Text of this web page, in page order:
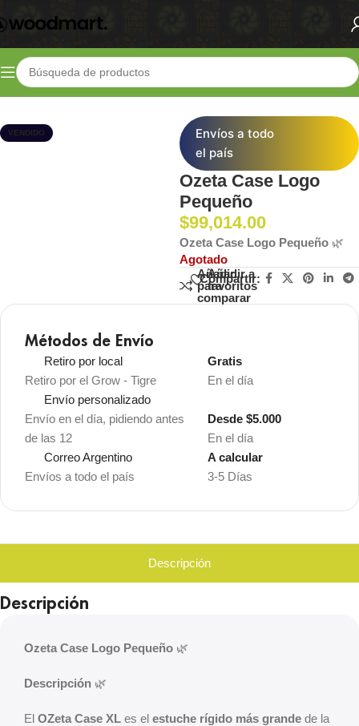
Inicio Shop Lifestyle Bolsos y Accesorios
VENDIDO
Envíos a todo
el país
Ozeta Case Logo
Pequeño
$99,014.00
Ozeta Case Logo Pequeño 🌿
Agotado
Añadir
para
comparar
Añadir a
favoritos
Compartir:
Métodos de Envío
Retiro por local
Retiro por el Grow - Tigre
En el día
Gratis
Envío personalizado
Envío en el día, pidiendo antes
de las 12
En el día
Desde $5.000
Correo Argentino
Envíos a todo el país
3-5 Días
A calcular
Descripción
Descripción
Ozeta Case Logo Pequeño 🌿
Descripción 🌿
El OZeta Case XL es el estuche rígido más grande de la